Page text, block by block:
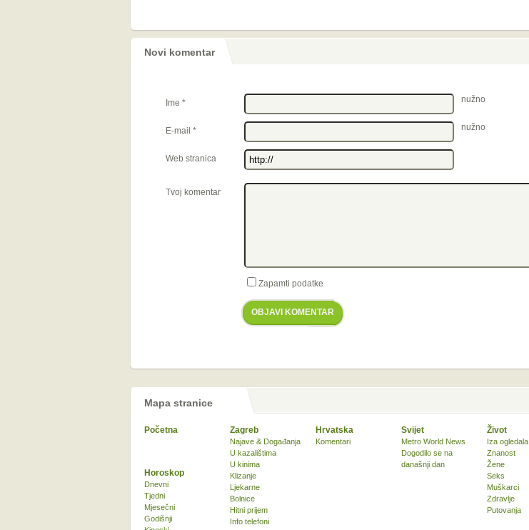
Novi komentar
Ime * nužno
E-mail * nužno
Web stranica
Tvoj komentar
Zapamti podatke
OBJAVI KOMENTAR
Mapa stranice
Početna Zagreb
Najave & Događanja
U kazalištima
U kinima
Klizanje
Ljekarne
Bolnice
Hitni prijem
Info telefoni
Hrvatska
Komentari
Svijet
Metro World News
Dogodilo se na
današnji dan
Život
Iza ogledala
Znanost
Žene
Seks
Muškarci
Zdravlje
Putovanja
Horoskop
Dnevni
Tjedni
Mjesečni
Godišnji